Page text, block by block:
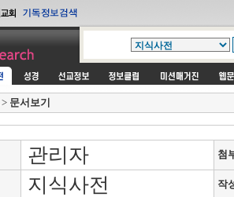
> 문서보기
관리자 첨
지식사전 작